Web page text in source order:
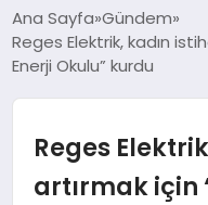
ANA SAYFA
GÜNDEM
İZMIR HABERLERI
Ana Sayfa Gündem
Reges Elektrik, kadın
Enerji Okulu” kurdu
Reges
artırmak için